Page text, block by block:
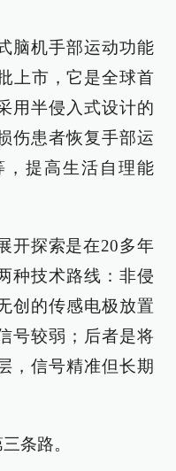
脑机手部运动功能
上市，它是全球首
用半侵入式设计的
伤患者恢复手部运
提高生活自理能
开探索是在20多年
种技术路线：非侵
创的传感电极放置
号较弱；后者是将
，信号精准但长期
条路。